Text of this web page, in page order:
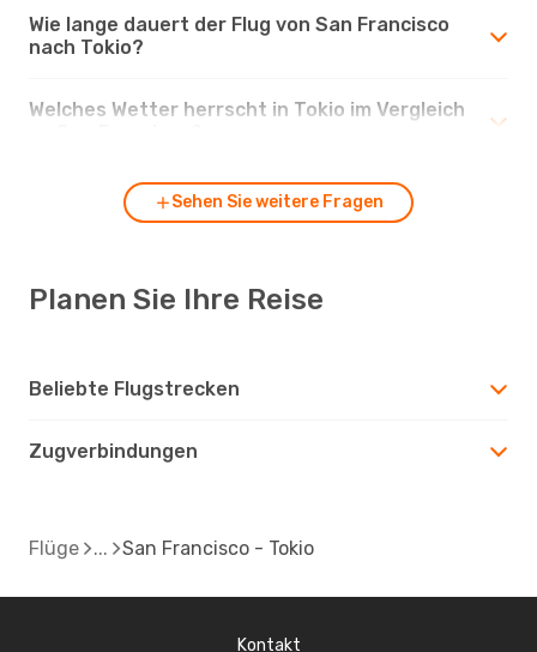
Wie lange dauert der Flug von San Francisco
nach Tokio?
Welches Wetter herrscht in Tokio im Vergleich
Sehen Sie weitere Fragen
Planen Sie Ihre Reise
Beliebte Flugstrecken
Zugverbindungen
Flüge San Francisco - Tokio
Kontakt